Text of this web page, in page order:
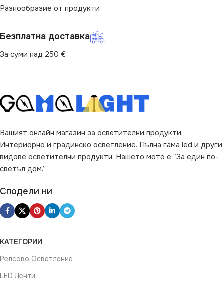
Разнообразие от продукти
Безплатна доставка
За суми над 250 €
Вашият онлайн магазин за осветителни продукти.
Интериорно и градинско осветление. Пълна гама led и други
видове осветителни продукти. Нашето мото е “За един по-
светъл дом.”
Сподели ни
КАТЕГОРИИ
Релсово Осветление
LED Ленти